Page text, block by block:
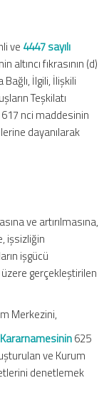
ve 4447 sayılı
altıncı fıkrasının (d)
Bağlı, İlgili, İlişkili
Teşkilatı
617 nci maddesinin
dayanılarak
ve artırılmasına,
işsizliğin
işgücü
üzere gerçekleştirilen
Merkezini,
Kararnamesinin625
ve Kurum
denetlemek